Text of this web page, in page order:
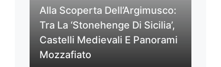
Alla Scoperta Dell’Argimusco:
Tra La ‘Stonehenge Di Sicilia’,
Castelli Medievali E Panorami
Mozzafiato